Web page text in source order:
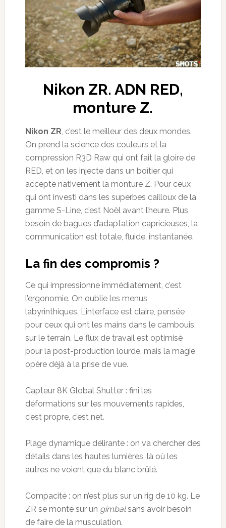
Nikon ZR. ADN RED,
monture Z.
Nikon ZR, c’est le meilleur des deux mondes.
On prend la science des couleurs et la
compression R3D Raw qui ont fait la gloire de
RED, et on les injecte dans un boîtier qui
accepte nativement la monture Z. Pour ceux
qui ont investi dans les superbes cailloux de la
gamme S-Line, c’est Noël avant l’heure. Plus
besoin de bagues d’adaptation capricieuses, la
communication est totale, fluide, instantanée.
La fin des compromis ?
Ce qui impressionne immédiatement, c’est
l’ergonomie. On oublie les menus
labyrinthiques. L’interface est claire, pensée
pour ceux qui ont les mains dans le cambouis,
sur le terrain. Le flux de travail est optimisé
pour la post-production lourde, mais la magie
opère déjà à la prise de vue.
Capteur 8K Global Shutter : fini les
déformations sur les mouvements rapides,
c’est propre, c’est net.
Plage dynamique délirante : on va chercher des
détails dans les hautes lumières, là où les
autres ne voient que du blanc brûlé.
Compacité : on n’est plus sur un rig de 10 kg. Le
ZR se monte sur un gimbalsans avoir besoin
de faire de la musculation.